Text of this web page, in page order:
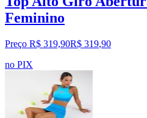
Feminino
Preço R$ 319,90R$ 319,90
no PIX